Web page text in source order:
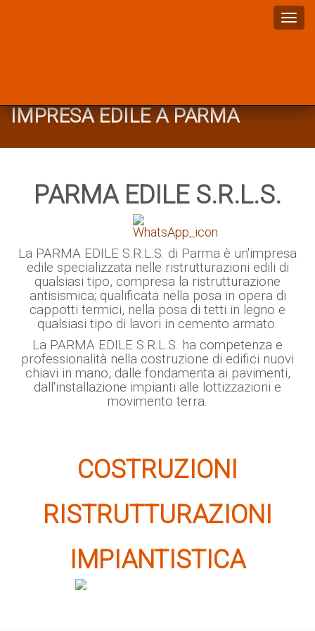
IMPRESA EDILE A PARMA
PARMA EDILE S.R.L.S.
La PARMA EDILE S.R.L.S. di Parma è un'impresa
edile specializzata nelle ristrutturazioni edili di
qualsiasi tipo, compresa la ristrutturazione
antisismica; qualificata nella posa in opera di
cappotti termici, nella posa di tetti in legno e
qualsiasi tipo di lavori in cemento armato.
La PARMA EDILE S.R.L.S. ha competenza e
professionalità nella costruzione di edifici nuovi
chiavi in mano, dalle fondamenta ai pavimenti,
dall'installazione impianti alle lottizzazioni e
movimento terra.
COSTRUZIONI
RISTRUTTURAZIONI
IMPIANTISTICA
cookie installati da terze parti autorizzate, rispettando la privacy dei tuoi dati